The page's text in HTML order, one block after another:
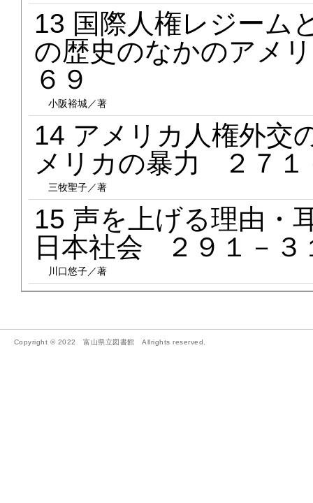
13 国際人権レジーム
の歴史のなかのアメ
６９
小阪裕城／著
14 アメリカ人権外
メリカの暴力 ２７１
三牧聖子／著
15 声を上げる理由・
日本社会 ２９１－３
川口悠子／著
Copyright © 2022 富山県立図書館 Allrights reserved.